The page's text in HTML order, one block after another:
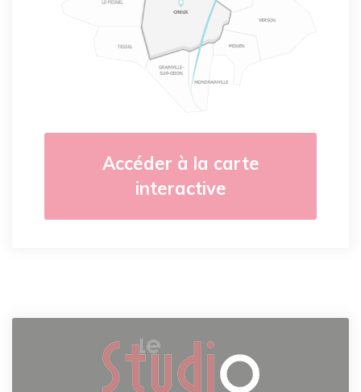
Accéder à la carte
interactive